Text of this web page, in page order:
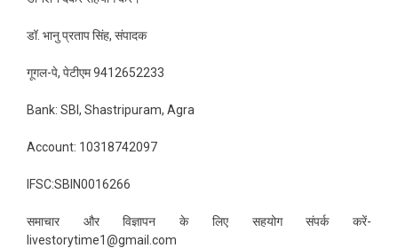
डॉ. भानु प्रताप सिंह, संपादक
गूगल-पे, पेटीएम 9412652233
Bank: SBI, Shastripuram, Agra
Account: 10318742097
IFSC:SBIN0016266
समाचार और विज्ञापन के लिए सहयोग संपर्क करें-
livestorytime1@gmail.com